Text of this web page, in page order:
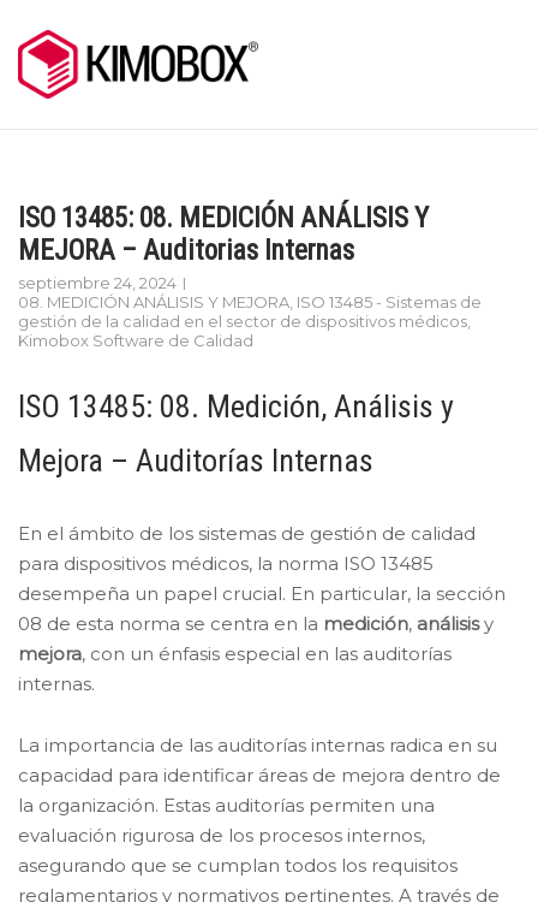
to
content
ISO 13485: 08. MEDICIÓN ANÁLISIS Y
MEJORA – Auditorias Internas
septiembre 24, 2024
08. MEDICIÓN ANÁLISIS Y MEJORA ISO 13485 - Sistemas de
gestión de la calidad en el sector de dispositivos médicos
Kimobox Software de Calidad
ISO 13485: 08. Medición, Análisis y
Mejora – Auditorías Internas
En el ámbito de los sistemas de gestión de calidad
para dispositivos médicos, la norma ISO 13485
desempeña un papel crucial. En particular, la sección
08 de esta norma se centra en la medición, análisisy
mejora, con un énfasis especial en las auditorías
internas.
La importancia de las auditorías internas radica en su
capacidad para identificar áreas de mejora dentro de
la organización. Estas auditorías permiten una
evaluación rigurosa de los procesos internos,
asegurando que se cumplan todos los requisitos
reglamentarios y normativos pertinentes. A través de